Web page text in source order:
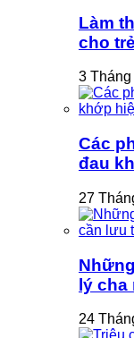
Làm
cho
3
Các
đau
27
lý cha
24